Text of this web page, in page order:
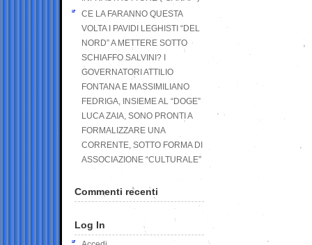
CE LA FARANNO QUESTA
VOLTA I PAVIDI LEGHISTI “DEL
NORD” A METTERE SOTTO
SCHIAFFO SALVINI? I
GOVERNATORI ATTILIO
FONTANA E MASSIMILIANO
FEDRIGA, INSIEME AL “DOGE”
LUCA ZAIA, SONO PRONTI A
FORMALIZZARE UNA
CORRENTE, SOTTO FORMA DI
ASSOCIAZIONE “CULTURALE”
Commenti recenti
Log In